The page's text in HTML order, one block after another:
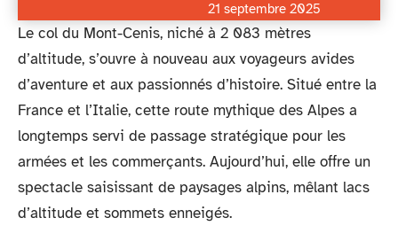
21 septembre 2025
Le col du Mont-Cenis, niché à 2 083 mètres
d’altitude, s’ouvre à nouveau aux voyageurs avides
d’aventure et aux passionnés d’histoire. Situé entre la
France et l’Italie, cette route mythique des Alpes a
longtemps servi de passage stratégique pour les
armées et les commerçants. Aujourd’hui, elle offre un
spectacle saisissant de paysages alpins, mêlant lacs
d’altitude et sommets enneigés.